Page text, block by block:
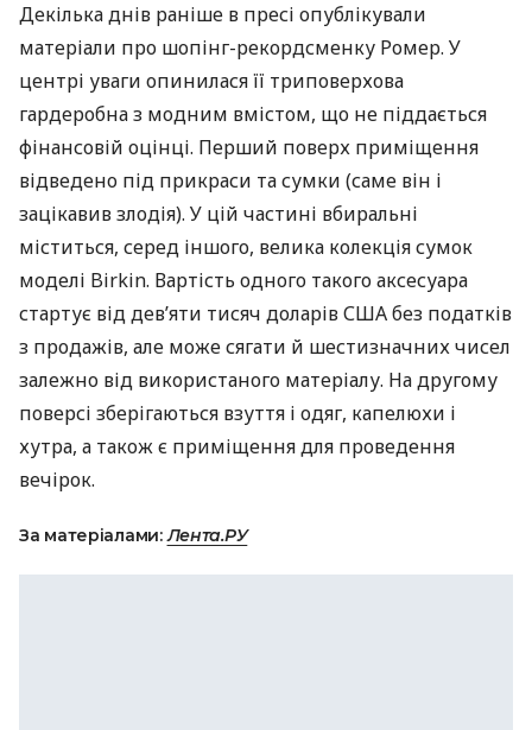
Декілька днів раніше в пресі опублікували
матеріали про шопінг-рекордсменку Ромер. У
центрі уваги опинилася її триповерхова
гардеробна з модним вмістом, що не піддається
фінансовій оцінці. Перший поверх приміщення
відведено під прикраси та сумки (саме він і
зацікавив злодія). У цій частині вбиральні
міститься, серед іншого, велика колекція сумок
моделі Birkin. Вартість одного такого аксесуара
стартує від дев’яти тисяч доларівСШАбез податків
з продажів, але може сягати й шестизначних чисел
залежно від використаного матеріалу. На другому
поверсі зберігаються взуття і одяг, капелюхи і
хутра, а також є приміщення для проведення
вечірок.
За матеріалами:Лента.РУ